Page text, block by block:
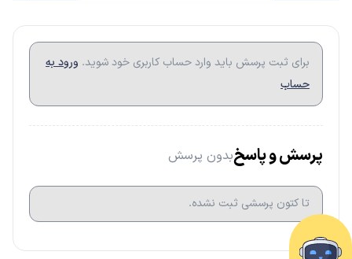
برای ثبت پرسش باید وارد حساب کاربری خود شوید. ورود به
حساب
پرسش و پاسخبدون پرسش
تا کتون پرسشی ثبت نشده.